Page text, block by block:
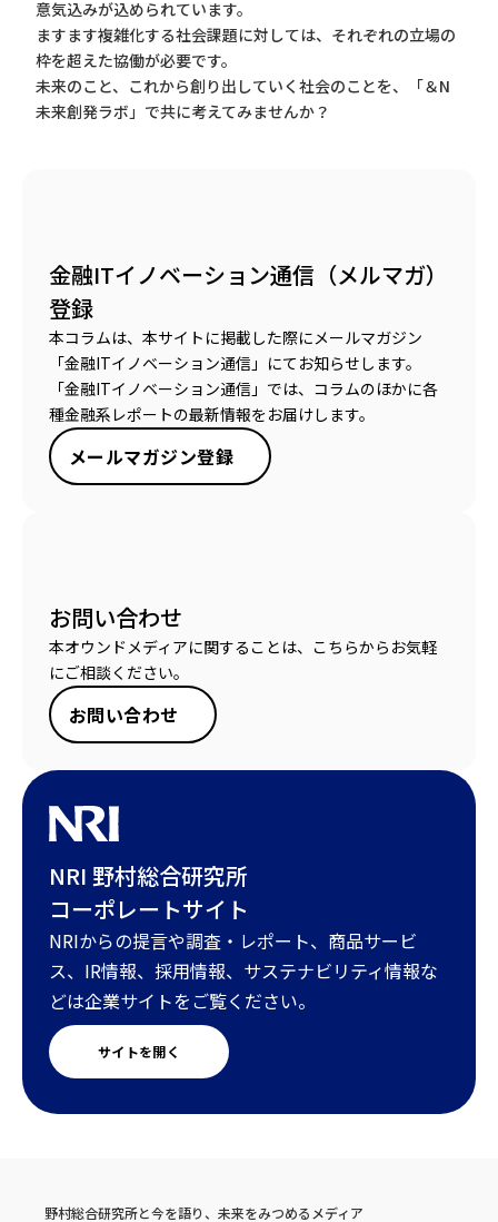
意気込みが込められています。
ますます複雑化する社会課題に対しては、それぞれの立場の
枠を超えた協働が必要です。
未来のこと、これから創り出していく社会のことを、「＆N
未来創発ラボ」で共に考えてみませんか？
金融ITイノベーション通信（メルマガ）
登録
本コラムは、本サイトに掲載した際にメールマガジン
「金融ITイノベーション通信」にてお知らせします。
「金融ITイノベーション通信」では、コラムのほかに各
種金融系レポートの最新情報をお届けします。
メールマガジン登録
お問い合わせ
本オウンドメディアに関することは、こちらからお気軽
にご相談ください。
お問い合わせ
NRI 野村総合研究所
コーポレートサイト
NRIからの提言や調査・レポート、商品サービ
ス、IR情報、採用情報、サステナビリティ情報な
どは企業サイトをご覧ください。
サイトを開く
野村総合研究所と今を語り、未来をみつめるメディア